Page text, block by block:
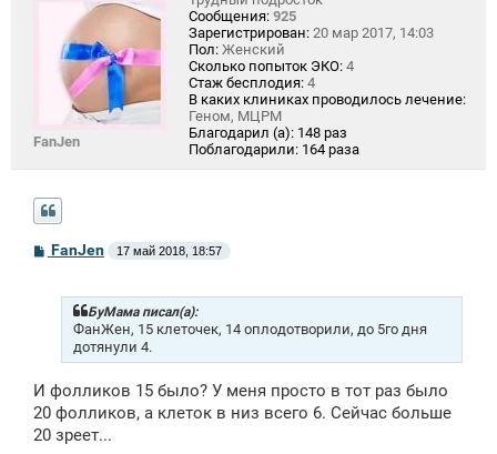
FanJen
Сообщения: 925
Зарегистрирован: 20 мар 2017, 14:03
Пол: Женский
Сколько попыток ЭКО: 4
Стаж бесплодия: 4
В каких клиниках проводилось лечение:
Геном, МЦРМ
Благодарил (а): 148 раз
Поблагодарили: 164 раза
СFanJen 17 май 2018, 18:57
БуМама писал(а):
ФанЖен, 15 клеточек, 14 оплодотворили, до 5го дня
дотянули 4.
И фолликов 15 было? У меня просто в тот раз было
20 фолликов, а клеток в низ всего 6. Сейчас больше
20 зреет...